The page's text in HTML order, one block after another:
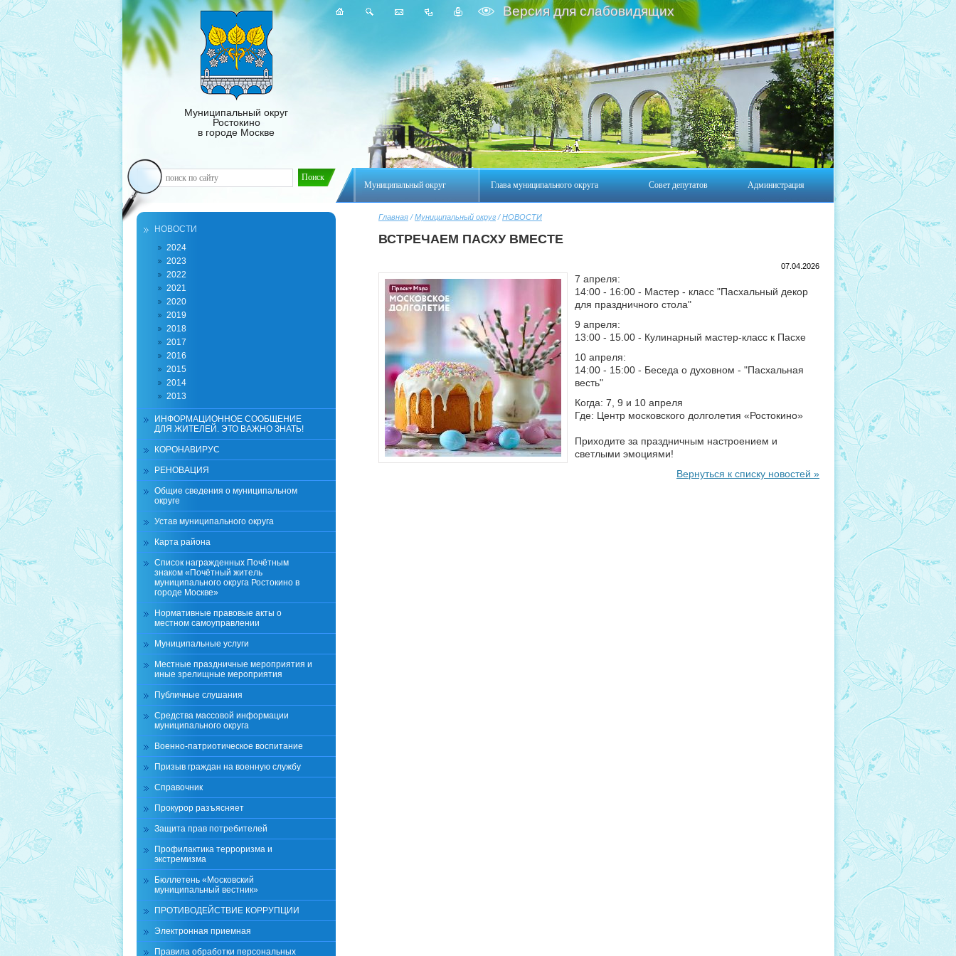
Муниципальный округ Глава муниципального округа Совет депутатов Администрация
Муниципальный округ
Ростокино
в городе Москве
Версия для слабовидящих
Главная /Муниципальный округ /НОВОСТИ
ВСТРЕЧАЕМ ПАСХУ ВМЕСТЕ
07.04.2026
7 апреля:
14:00 - 16:00 - Мастер - класс "Пасхальный декор
для праздничного стола"
9 апреля:
13:00 - 15.00 - Кулинарный мастер-класс к Пасхе
10 апреля:
14:00 - 15:00 - Беседа о духовном - "Пасхальная
весть"
Когда: 7, 9 и 10 апреля
Где: Центр московского долголетия «Ростокино»
Приходите за праздничным настроением и
светлыми эмоциями!
Вернуться к списку новостей »
НОВОСТИ
2024
2023
2022
2021
2020
2019
2018
2017
2016
2015
2014
2013
ИНФОРМАЦИОННОЕ СООБЩЕНИЕ
ДЛЯ ЖИТЕЛЕЙ. ЭТО ВАЖНО ЗНАТЬ!
КОРОНАВИРУС
РЕНОВАЦИЯ
Общие сведения о муниципальном
округе
Устав муниципального округа
Карта района
Список награжденных Почётным
знаком «Почётный житель
муниципального округа Ростокино в
городе Москве»
Нормативные правовые акты о
местном самоуправлении
Муниципальные услуги
Местные праздничные мероприятия и
иные зрелищные мероприятия
Публичные слушания
Средства массовой информации
муниципального округа
Военно-патриотическое воспитание
Призыв граждан на военную службу
Справочник
Прокурор разъясняет
Защита прав потребителей
Профилактика терроризма и
экстремизма
Бюллетень «Московский
муниципальный вестник»
ПРОТИВОДЕЙСТВИЕ КОРРУПЦИИ
Электронная приемная
Правила обработки персональных